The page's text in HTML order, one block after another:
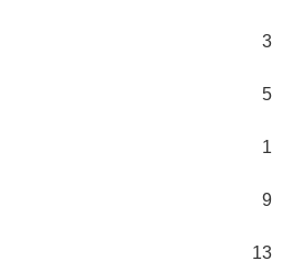
3
5
1
9
13